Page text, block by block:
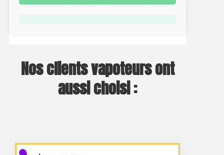
Nos clients vapoteurs ont
aussi choisi :